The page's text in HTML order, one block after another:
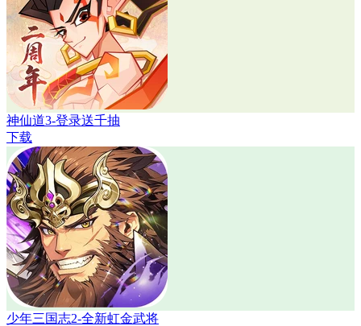
神仙道3-登录送千抽
下载
少年三国志2-全新虹金武将